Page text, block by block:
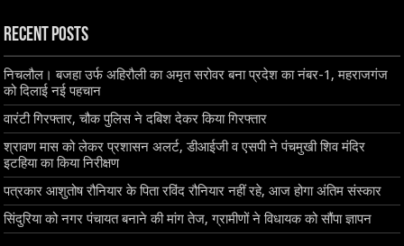
Recent Posts
निचलौल। बजहा उर्फ अहिरौली का अमृत सरोवर बना प्रदेश का नंबर-1, महराजगंज
को दिलाई नई पहचान
वारंटी गिरफ्तार, चौक पुलिस ने दबिश देकर किया गिरफ्तार
श्रावण मास को लेकर प्रशासन अलर्ट, डीआईजी व एसपी ने पंचमुखी शिव मंदिर
इटहिया का किया निरीक्षण
पत्रकार आशुतोष रौनियार के पिता रविंद रौनियार नहीं रहे, आज होगा अंतिम संस्कार
सिंदुरिया को नगर पंचायत बनाने की मांग तेज, ग्रामीणों ने विधायक को सौंपा ज्ञापन